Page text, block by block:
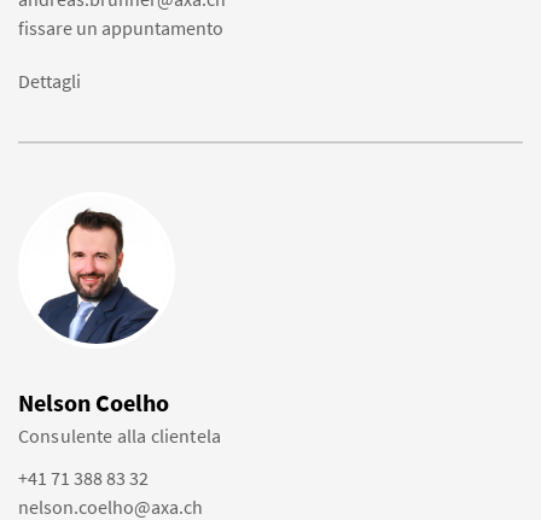
fissare un appuntamento
Dettagli
Nelson Coelho
Consulente alla clientela
+41 71 388 83 32
nelson.coelho@axa.ch